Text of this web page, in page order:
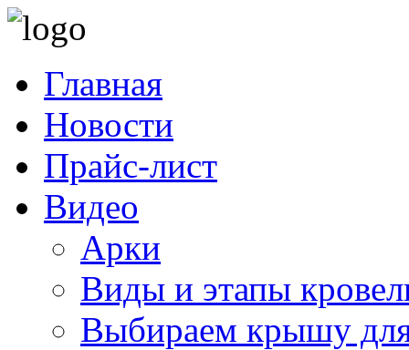
Главная
Новости
Прайс-лист
Видео
Арки
Виды и этапы
Выбираем крышу